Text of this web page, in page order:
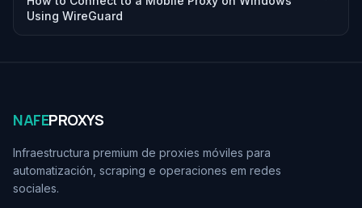
Using WireGuard
NAFEPROXYS
Infraestructura premium de proxies móviles para
automatización, scraping e operaciones em redes
sociales.